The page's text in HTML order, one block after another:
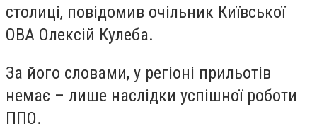
столиці, повідомив очільник Київської
ОВА Олексій Кулеба.
За його словами, у регіоні прильотів
немає – лише наслідки успішної роботи
ППО.